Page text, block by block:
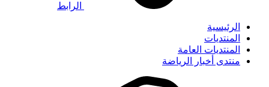
الرابط
الرئيسية
المنتديات
المنتديات العامة
منتدى أخبار الرياضة